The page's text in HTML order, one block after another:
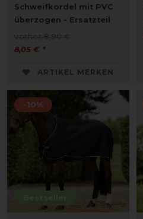
Schweifkordel mit PVC
überzogen - Ersatzteil
vorher 8,90 €
8,05 € *
ARTIKEL MERKEN
Bestseller
-10%